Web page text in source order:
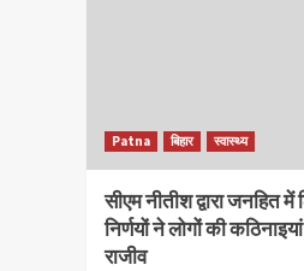
Patna बिहार स्वास्थ्य
सीएम नीतीश द्वारा जनहित में
निर्णयों ने लोगों की
राजीव